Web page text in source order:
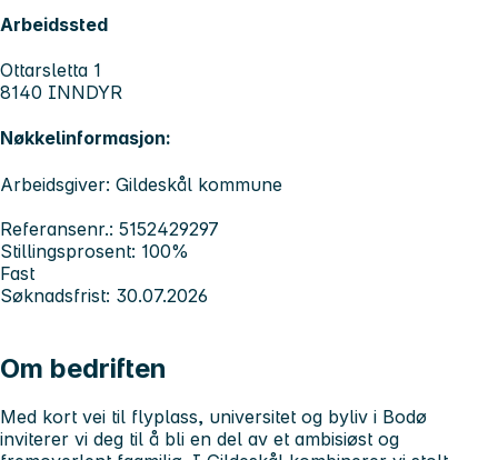
Arbeidssted
Ottarsletta 1
8140 INNDYR
Nøkkelinformasjon:
Arbeidsgiver: Gildeskål kommune
Referansenr.: 5152429297
Stillingsprosent: 100%
Fast
Søknadsfrist: 30.07.2026
Om bedriften
Med kort vei til flyplass, universitet og byliv i Bodø
inviterer vi deg til å bli en del av et ambisiøst og